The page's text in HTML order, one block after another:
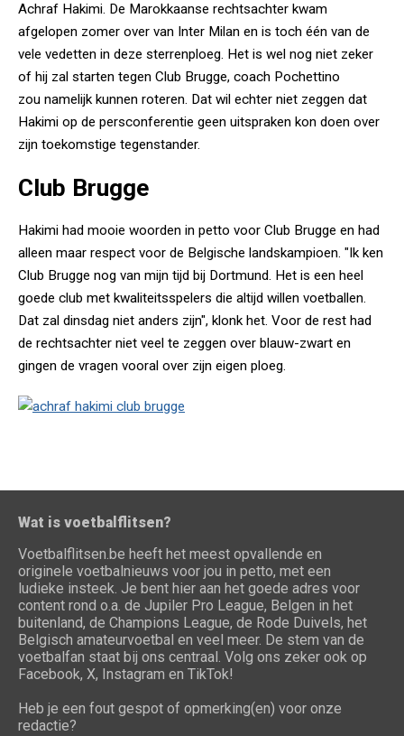
Achraf Hakimi. De Marokkaanse rechtsachter kwam
afgelopen zomer over van Inter Milan en is toch één van de
vele vedetten in deze sterrenploeg. Het is wel nog niet zeker
of hij zal starten tegen Club Brugge, coach Pochettino
zou namelijk kunnen roteren. Dat wil echter niet zeggen dat
Hakimi op de persconferentie geen uitspraken kon doen over
zijn toekomstige tegenstander.
Club Brugge
Hakimi had mooie woorden in petto voor Club Brugge en had
alleen maar respect voor de Belgische landskampioen. "Ik ken
Club Brugge nog van mijn tijd bij Dortmund. Het is een heel
goede club met kwaliteitsspelers die altijd willen voetballen.
Dat zal dinsdag niet anders zijn", klonk het. Voor de rest had
de rechtsachter niet veel te zeggen over blauw-zwart en
gingen de vragen vooral over zijn eigen ploeg.
Wat is voetbalflitsen?
Voetbalflitsen.be heeft het meest opvallende en
originele voetbalnieuws voor jou in petto, met een
ludieke insteek. Je bent hier aan het goede adres voor
content rond o.a. de Jupiler Pro League, Belgen in het
buitenland, de Champions League, de Rode Duivels, het
Belgisch amateurvoetbal en veel meer. De stem van de
voetbalfan staat bij ons centraal. Volg ons zeker ook op
Facebook, X, Instagram en TikTok!
Heb je een fout gespot of opmerking(en) voor onze
redactie?